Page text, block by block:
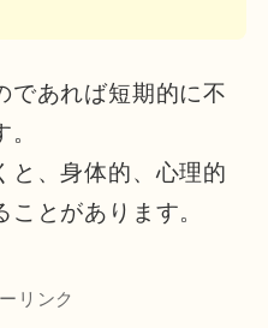
であれば短期的に不
と、身体的、心理的
とがあります。
リンク